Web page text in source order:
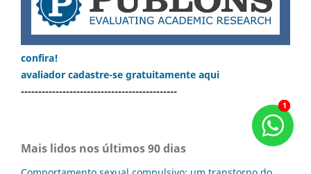
confira!
avaliador cadastre-se gratuitamente aqui
---------------------------------------------
Mais lidos nos últimos 90 dias
1
1